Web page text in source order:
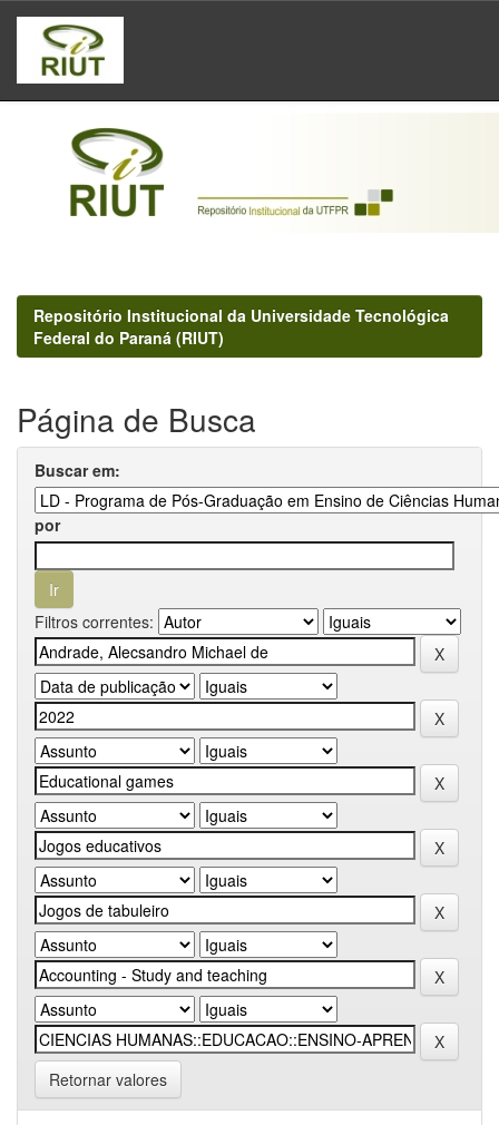
Skip
navigation
Repositório Institucional da Universidade Tecnológica
Federal do Paraná (RIUT)
Página de Busca
Buscar em:
por
Filtros correntes:
Retornar valores